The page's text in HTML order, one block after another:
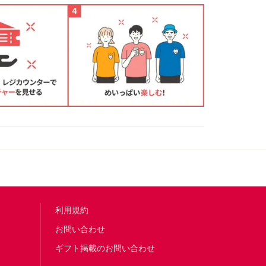
利用規約
お問い合わせ
ギフト掲載のお問い合わせ